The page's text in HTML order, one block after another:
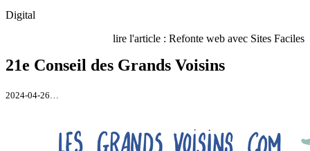
Digital
lire l'article : Refonte web avec Sites Faciles
21e Conseil des Grands Voisins
2024-04-26…